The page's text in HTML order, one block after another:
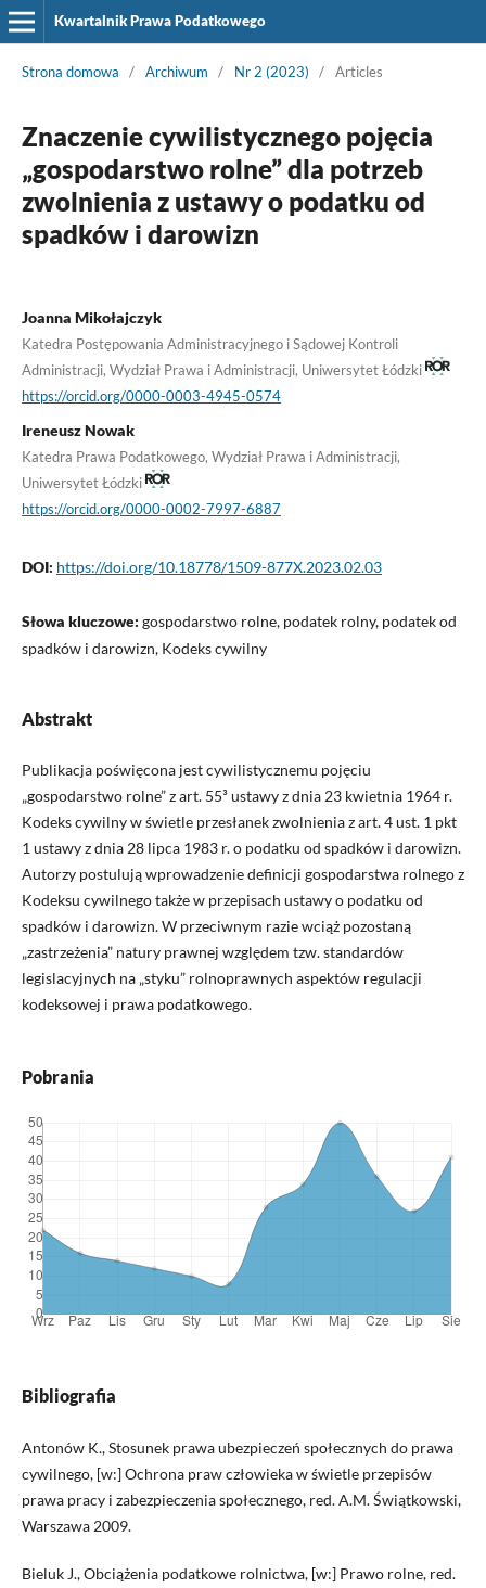
Kwartalnik Prawa Podatkowego
Strona domowa / Archiwum / Nr 2 (2023) / Articles
Znaczenie cywilistycznego pojęcia
„gospodarstwo rolne” dla potrzeb
zwolnienia z ustawy o podatku od
spadków i darowizn
Joanna Mikołajczyk
Katedra Postępowania Administracyjnego i Sądowej Kontroli
Administracji, Wydział Prawa i Administracji, Uniwersytet Łódzki
https://orcid.org/0000-0003-4945-0574
Ireneusz Nowak
Katedra Prawa Podatkowego, Wydział Prawa i Administracji,
Uniwersytet Łódzki
https://orcid.org/0000-0002-7997-6887
DOI: https://doi.org/10.18778/1509-877X.2023.02.03
Słowa kluczowe: gospodarstwo rolne, podatek rolny, podatek od
spadków i darowizn, Kodeks cywilny
Abstrakt
Publikacja poświęcona jest cywilistycznemu pojęciu
„gospodarstwo rolne” z art. 55³ ustawy z dnia 23 kwietnia 1964 r.
Kodeks cywilny w świetle przesłanek zwolnienia z art. 4 ust. 1 pkt
1 ustawy z dnia 28 lipca 1983 r. o podatku od spadków i darowizn.
Autorzy postulują wprowadzenie definicji gospodarstwa rolnego z
Kodeksu cywilnego także w przepisach ustawy o podatku od
spadków i darowizn. W przeciwnym razie wciąż pozostaną
„zastrzeżenia” natury prawnej względem tzw. standardów
legislacyjnych na „styku” rolnoprawnych aspektów regulacji
kodeksowej i prawa podatkowego.
Pobrania
Bibliografia
Antonów K., Stosunek prawa ubezpieczeń społecznych do prawa
cywilnego, [w:] Ochrona praw człowieka w świetle przepisów
prawa pracy i zabezpieczenia społecznego, red. A.M. Świątkowski,
Warszawa 2009.
Bieluk J., Obciążenia podatkowe rolnictwa, [w:] Prawo rolne, red.